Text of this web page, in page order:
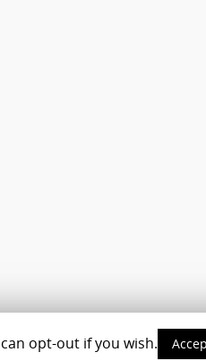
Copyright © 2010-2016 -
opt-out if you wish.